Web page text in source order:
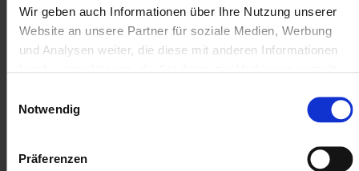
Wir geben auch Informationen über Ihre Nutzung unserer
Website an unsere Partner für soziale Medien, Werbung
und Analysen weiter, die diese mit anderen Informationen
gesammelt haben.
Weitere Informationen zum Umgang und zur Speicherung
Notwendig
Präferenzen
WatchGuard Dimension
Command 3-yr for Tabletop
Appliance
211,00 €
= 251,09 € inkl. MwSt
Artikel-Nr.:
sofort ab Lager lieferbar